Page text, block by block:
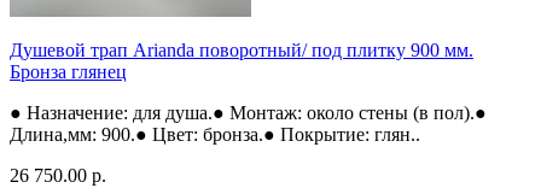
Душевой трап Arianda поворотный/ под плитку 900 мм.
Бронза глянец
● Назначение: для душа.● Монтаж: около стены (в пол).●
Длина,мм: 900.● Цвет: бронза.● Покрытие: глян..
26 750.00 р.